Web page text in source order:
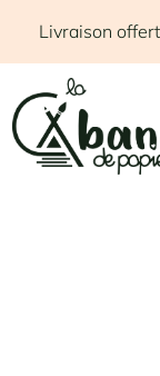
Livraison